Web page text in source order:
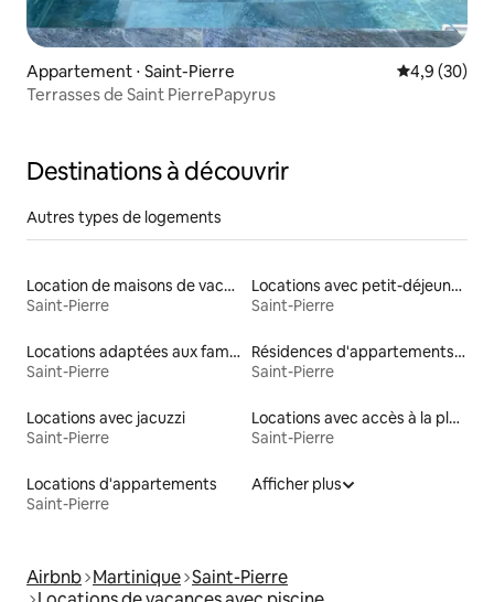
Appartement ⋅ Saint-Pierre Évaluation
4,9 (30)
Terrasses de Saint PierrePapyrus
Destinations à découvrir
Autres types de logements
Location de maisons de vacances
Saint-Pierre
Locations avec petit-déjeuner
Saint-Pierre
Locations adaptées aux familles
Saint-Pierre
Résidences d'appartements en location
Saint-Pierre
Locations avec jacuzzi
Saint-Pierre
Locations avec accès à la plage
Saint-Pierre
Locations d'appartements
Saint-Pierre
Afficher plus
Airbnb Martinique Saint-Pierre